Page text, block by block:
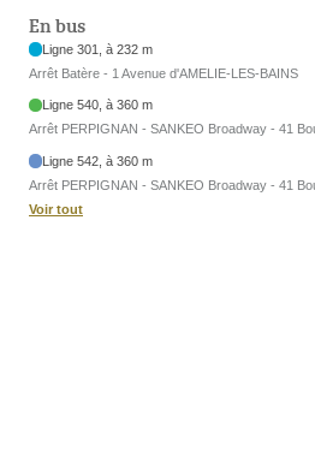
En bus
Ligne 301, à 232 m
Arrêt Batère - 1 Avenue d'AMELIE-LES-BAINS
Ligne 540, à 360 m
Arrêt PERPIGNAN - SANKEO Broadway - 41
Ligne 542, à 360 m
Arrêt PERPIGNAN - SANKEO Broadway - 41
Voir tout